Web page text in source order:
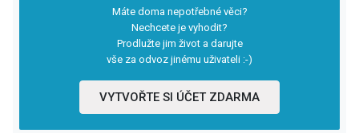
Máte doma nepotřebné věci?
Nechcete je vyhodit?
Prodlužte jim život a darujte
vše za odvoz jinému uživateli :-)
VYTVOŘTE SI ÚČET ZDARMA